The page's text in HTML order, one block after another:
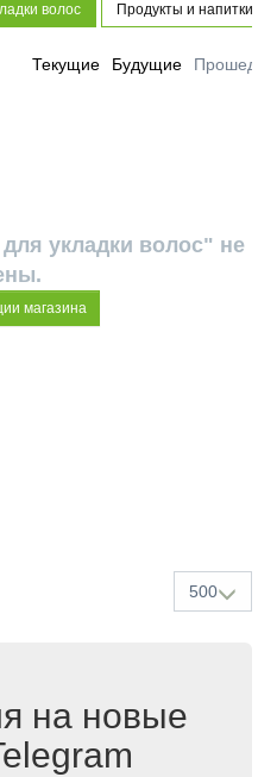
волос Продукты и напитки
Текущие Будущие
укладки волос" не
магазина
500
на новые